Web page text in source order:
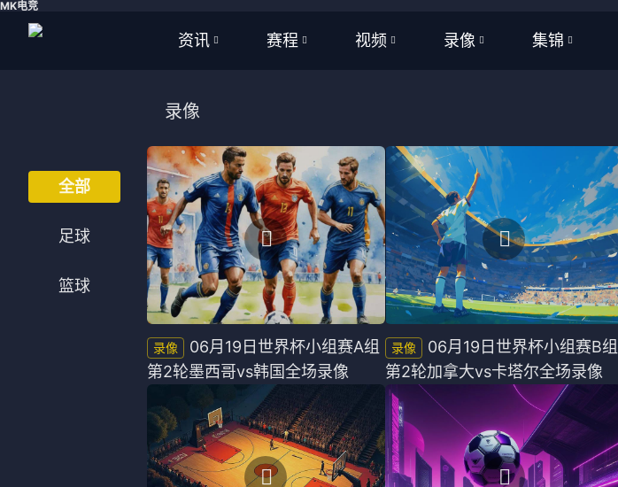
MK电竞
资讯
篮球
体育
英超
西甲
德甲
法甲
中超
赛程
篮球
NBA
CBA
WNBA
英超
西甲
意甲
德甲
视频
篮球视频
录像
篮球
集锦
篮球
全部
足球
篮球
录像
06月19日世界杯小组赛A组
第2轮墨西哥vs韩国全场录像
06月19日世界杯小组赛B组
第2轮加拿大vs卡塔尔全场录像